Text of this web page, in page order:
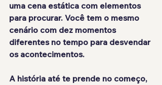
uma cena estática com elementos
para procurar. Você tem o mesmo
cenário com dez momentos
diferentes no tempo para desvendar
os acontecimentos.
A história até te prende no começo,